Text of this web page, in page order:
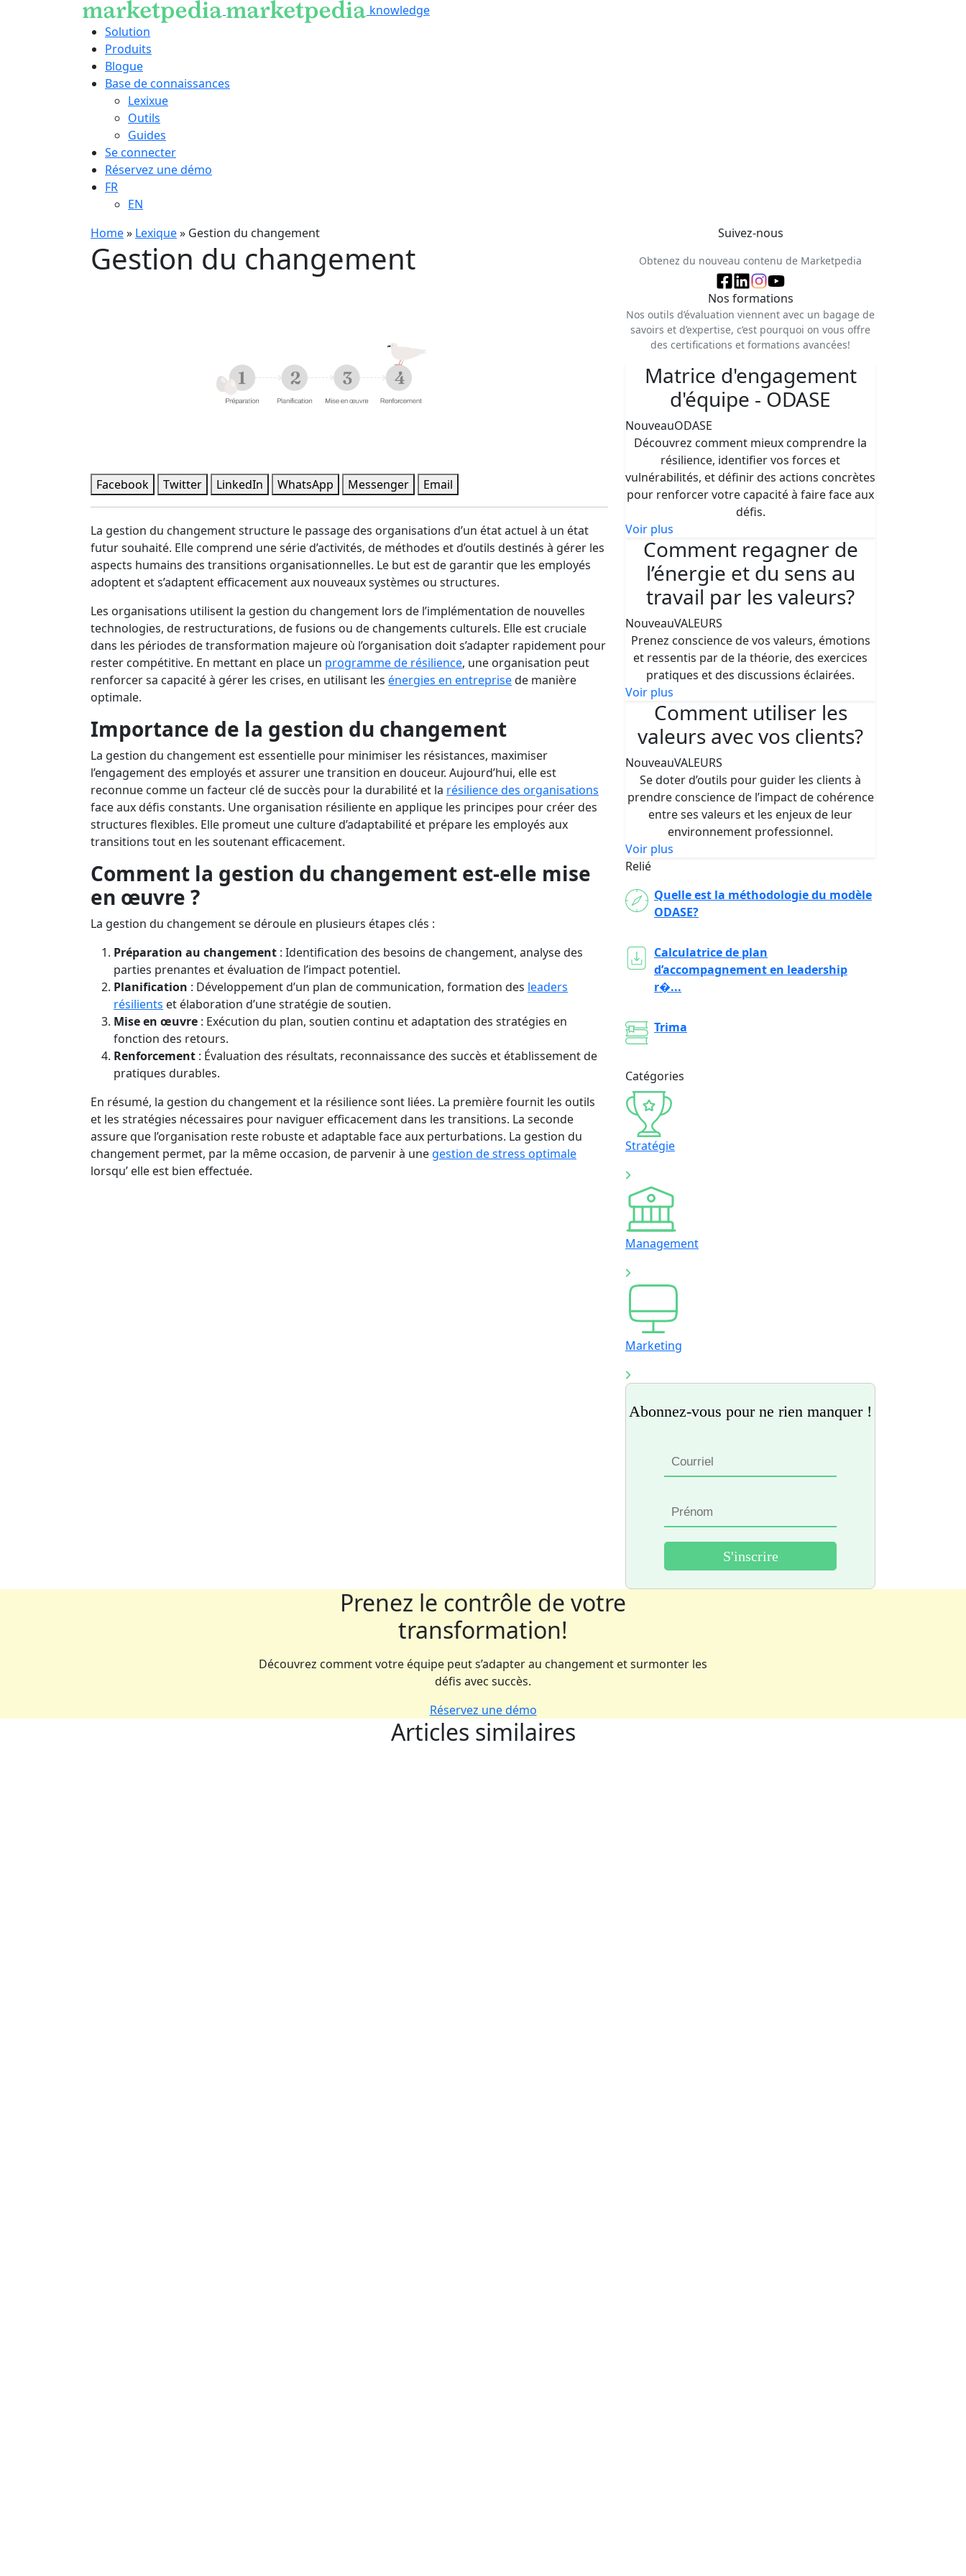
knowledge
Solution
Produits
Blogue
Base de connaissances
Lexixue
Outils
Guides
Se connecter
Réservez une démo
FR
EN
Home» Lexique» Gestion du changement
Gestion du changement
Facebook Twitter LinkedIn WhatsApp Messenger Email
La gestion du changement structure le passage des organisations d’un état actuel à un état
futur souhaité. Elle comprend une série d’activités, de méthodes et d’outils destinés à gérer les
aspects humains des transitions organisationnelles. Le but est de garantir que les employés
adoptent et s’adaptent efficacement aux nouveaux systèmes ou structures.
Les organisations utilisent la gestion du changement lors de l’implémentation de nouvelles
technologies, de restructurations, de fusions ou de changements culturels. Elle est cruciale
dans les périodes de transformation majeure où l’organisation doit s’adapter rapidement pour
rester compétitive. En mettant en place un programme de résilience, une organisation peut
renforcer sa capacité à gérer les crises, en utilisant les énergies en entreprisede manière
optimale.
Importance de la gestion du changement
La gestion du changement est essentielle pour minimiser les résistances, maximiser
l’engagement des employés et assurer une transition en douceur. Aujourd’hui, elle est
reconnue comme un facteur clé de succès pour la durabilité et la résilience des organisations
face aux défis constants. Une organisation résiliente en applique les principes pour créer des
structures flexibles. Elle promeut une culture d’adaptabilité et prépare les employés aux
transitions tout en les soutenant efficacement.
Comment la gestion du changement est-elle mise
en œuvre ?
La gestion du changement se déroule en plusieurs étapes clés :
Préparation au changement : Identification des besoins de changement, analyse des
parties prenantes et évaluation de l’impact potentiel.
Planification : Développement d’un plan de communication, formation des leaders
résilients et élaboration d’une stratégie de soutien.
Mise en œuvre : Exécution du plan, soutien continu et adaptation des stratégies en
fonction des retours.
Renforcement : Évaluation des résultats, reconnaissance des succès et établissement de
pratiques durables.
En résumé, la gestion du changement et la résilience sont liées. La première fournit les outils
et les stratégies nécessaires pour naviguer efficacement dans les transitions. La seconde
assure que l’organisation reste robuste et adaptable face aux perturbations. La gestion du
changement permet, par la même occasion, de parvenir à une gestion de stress optimale
lorsqu’ elle est bien effectuée.
Suivez-nous
Obtenez du nouveau contenu de Marketpedia
Nos formations
Nos outils d’évaluation viennent avec un bagage de
savoirs et d’expertise, c’est pourquoi on vous offre
des certifications et formations avancées!
Matrice d'engagement
d'équipe - ODASE
NouveauODASE
Découvrez comment mieux comprendre la
résilience, identifier vos forces et
vulnérabilités, et définir des actions concrètes
pour renforcer votre capacité à faire face aux
défis.
Voir plus
Comment regagner de
l’énergie et du sens au
travail par les valeurs?
NouveauVALEURS
Prenez conscience de vos valeurs, émotions
et ressentis par de la théorie, des exercices
pratiques et des discussions éclairées.
Voir plus
Comment utiliser les
valeurs avec vos clients?
NouveauVALEURS
Se doter d’outils pour guider les clients à
prendre conscience de l’impact de cohérence
entre ses valeurs et les enjeux de leur
environnement professionnel.
Voir plus
Relié
Quelle est la méthodologie du modèle
ODASE?
Calculatrice de plan
d’accompagnement en leadership
r�...
Trima
Catégories
Stratégie
Management
Marketing
Abonnez-vous pour ne rien manquer !
Prenez le contrôle de votre
transformation!
Découvrez comment votre équipe peut s’adapter au changement et surmonter les
défis avec succès.
Réservez une démo
Articles similaires